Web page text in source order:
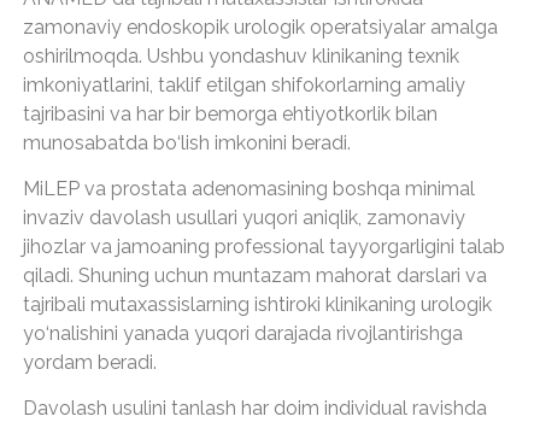
zamonaviy endoskopik urologik operatsiyalar amalga
oshirilmoqda. Ushbu yondashuv klinikaning texnik
imkoniyatlarini, taklif etilgan shifokorlarning amaliy
tajribasini va har bir bemorga ehtiyotkorlik bilan
munosabatda bo‘lish imkonini beradi.
MiLEP va prostata adenomasining boshqa minimal
invaziv davolash usullari yuqori aniqlik, zamonaviy
jihozlar va jamoaning professional tayyorgarligini talab
qiladi. Shuning uchun muntazam mahorat darslari va
tajribali mutaxassislarning ishtiroki klinikaning urologik
yo‘nalishini yanada yuqori darajada rivojlantirishga
yordam beradi.
Davolash usulini tanlash har doim individual ravishda